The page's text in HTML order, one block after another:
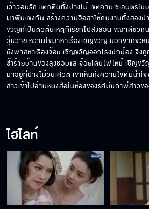
ริมฝีปากไว้
เธอเป็นเมียน้องชายฉั
คำขอโทษของเธอ ไม่ได้
ที่ทำอยู่ตอนนี้ เขาเรีย
เว้าวอนรัก แตกตื่นทั้งปางไม้ เขตคาม ชเลบุตรไ
ผ่าฟืนแข่งกัน สร้างความฮือฮาให้คนงานทั้งสองป
ขวัญที่เป็นตัวต้นเหตุก็เรียกไปสั่งสอน ขณะเดียว
วุ่นวาย หวานใจมาหาเรื่องเชิญขวัญ นอกจากจะ
ยังพาลหาเรื่องจ้อย เชิญขวัญออกโรงปกป้อง จึง
ซ้ำร้ายบ้านของลุงชอบและจ้อยโดนไฟไหม้ เชิญข
มาอยู่ที่ปางไม้วันเศวต เขาเห็นถึงความใจดีมีน้ำใ
สาวเข้าไปอ่านหนังสือในห้องของรัศมีนภาพี่สาวขอ
ไฮไลท์